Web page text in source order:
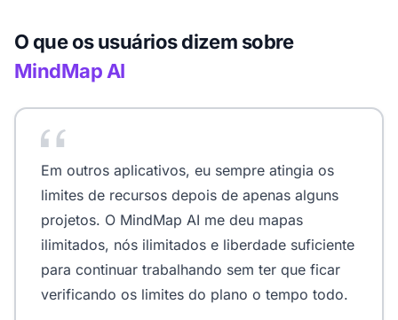
O que os usuários dizem sobre
MindMap AI
Em outros aplicativos, eu sempre atingia os
limites de recursos depois de apenas alguns
projetos. O MindMap AI me deu mapas
ilimitados, nós ilimitados e liberdade suficiente
para continuar trabalhando sem ter que ficar
verificando os limites do plano o tempo todo.